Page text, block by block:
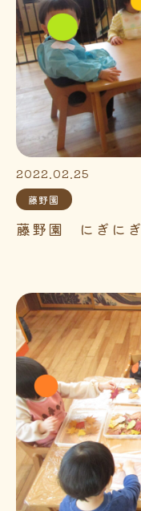
2022.02.25
藤野園
藤野園 にぎにぎ